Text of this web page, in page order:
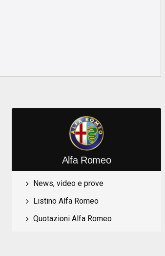
Alfa Romeo
News, video e prove
Listino Alfa Romeo
Quotazioni Alfa Romeo